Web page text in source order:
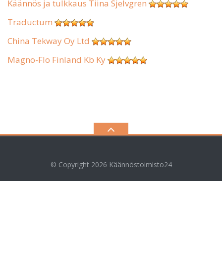
Käännös ja tulkkaus Tiina Sjelvgren
Traductum
China Tekway Oy Ltd
Magno-Flo Finland Kb Ky
© Copyright 2026 Käännöstoimisto24